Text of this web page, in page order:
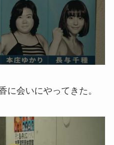
に会いにやってきた。